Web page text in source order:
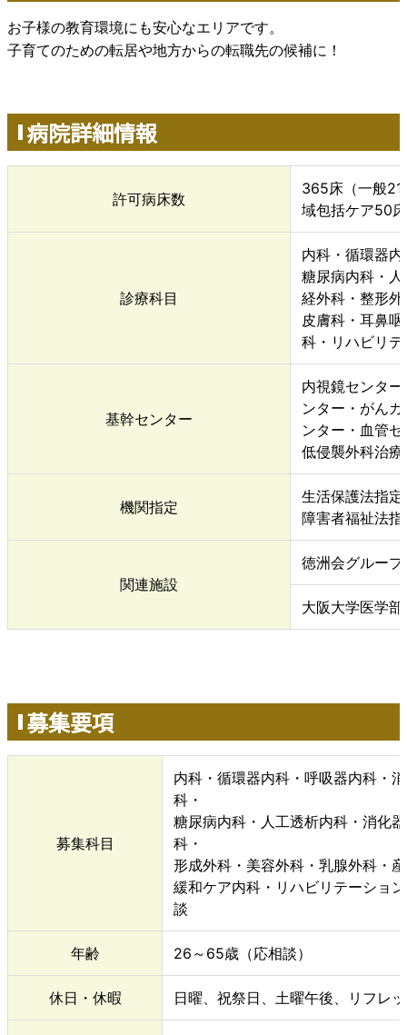
お子様の教育環境にも安心なエリアです。
子育てのための転居や地方からの転職先の候補に！
病院詳細情報
許可病床数
365床（一般
域包括ケア50
診療科目
内科・循環器
糖尿病内科・
経外科・整形
皮膚科・耳鼻
科・リハビリ
基幹センター
内視鏡センタ
ンター・がん
ンター・血管
低侵襲外科治
機関指定
生活保護法指
障害者福祉法
関連施設
徳洲会グループ
大阪大学医学部
募集要項
募集科目
内科・循環器内科・呼吸器内科・
科・
糖尿病内科・人工透析内科・消化
科・
形成外科・美容外科・乳腺外科・
緩和ケア内科・リハビリテーショ
談
年齢 26～65歳（応相談）
休日・休暇 日曜、祝祭日、土曜午後、リフレ